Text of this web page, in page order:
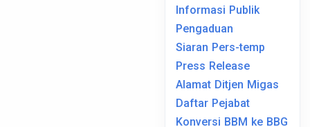
Informasi Publik
Pengaduan
Siaran Pers-temp
Press Release
Alamat Ditjen Migas
Daftar Pejabat
Konversi BBM ke BBG